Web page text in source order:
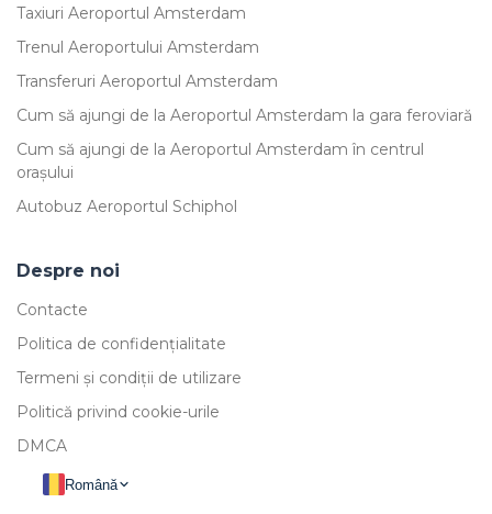
Taxiuri Aeroportul Amsterdam
Trenul Aeroportului Amsterdam
Transferuri Aeroportul Amsterdam
Cum să ajungi de la Aeroportul Amsterdam la gara feroviară
Cum să ajungi de la Aeroportul Amsterdam în centrul
orașului
Autobuz Aeroportul Schiphol
Despre noi
Contacte
Politica de confidențialitate
Termeni și condiții de utilizare
Politică privind cookie-urile
DMCA
Română